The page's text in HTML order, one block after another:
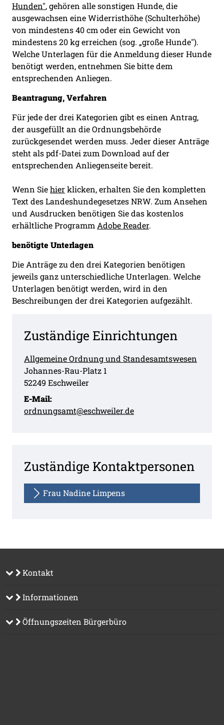
Hunden", gehören alle sonstigen Hunde, die
ausgewachsen eine Widerristhöhe (Schulterhöhe)
von mindestens 40 cm oder ein Gewicht von
mindestens 20 kg erreichen (sog. „große Hunde").
Welche Unterlagen für die Anmeldung dieser Hunde
benötigt werden, entnehmen Sie bitte dem
entsprechenden Anliegen.
Beantragung, Verfahren
Für jede der drei Kategorien gibt es einen Antrag,
der ausgefüllt an die Ordnungsbehörde
zurückgesendet werden muss. Jeder dieser Anträge
steht als pdf-Datei zum Download auf der
entsprechenden Anliegenseite bereit.
Wenn Siehierklicken, erhalten Sie den kompletten
Text des Landeshundegesetzes NRW. Zum Ansehen
und Ausdrucken benötigen Sie das kostenlos
erhältliche Programm Adobe Reader.
benötigte Unterlagen
Die Anträge zu den drei Kategorien benötigen
jeweils ganz unterschiedliche Unterlagen. Welche
Unterlagen benötigt werden, wird in den
Beschreibungen der drei Kategorien aufgezählt.
Zuständige Einrichtungen
Allgemeine Ordnung und Standesamtswesen
Straße:
Johannes-Rau-Platz Hausnummer:
1
PLZ:
52249 Ort:
Eschweiler
E-Mail:
ordnungsamt@eschweiler.de
Zuständige Kontaktpersonen
Frau Nadine Limpens
Kontakt
Informationen
Öffnungszeiten Bürgerbüro